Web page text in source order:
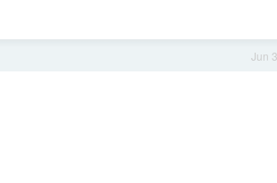
Jun 3